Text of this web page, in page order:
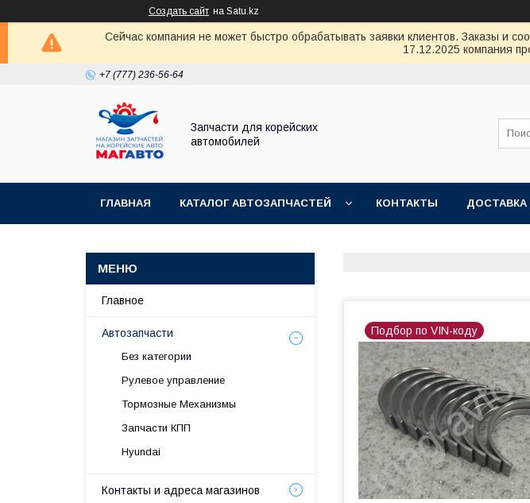
Создать сайт на Satu.kz
Сейчас компания не может быстро обрабатывать заявки клиентов. Заказы и
17.12.2025 компания
+7 (777) 236-56-64
Запчасти для корейских
автомобилей
ГЛАВНАЯ КАТАЛОГ АВТОЗАПЧАСТЕЙ КОНТАКТЫ ДОСТАВКА
Подбор по VIN-коду
Главное
Автозапчасти
Без категории
Рулевое управление
Тормозные Механизмы
Запчасти КПП
Hyundai
Контакты и адреса магазинов